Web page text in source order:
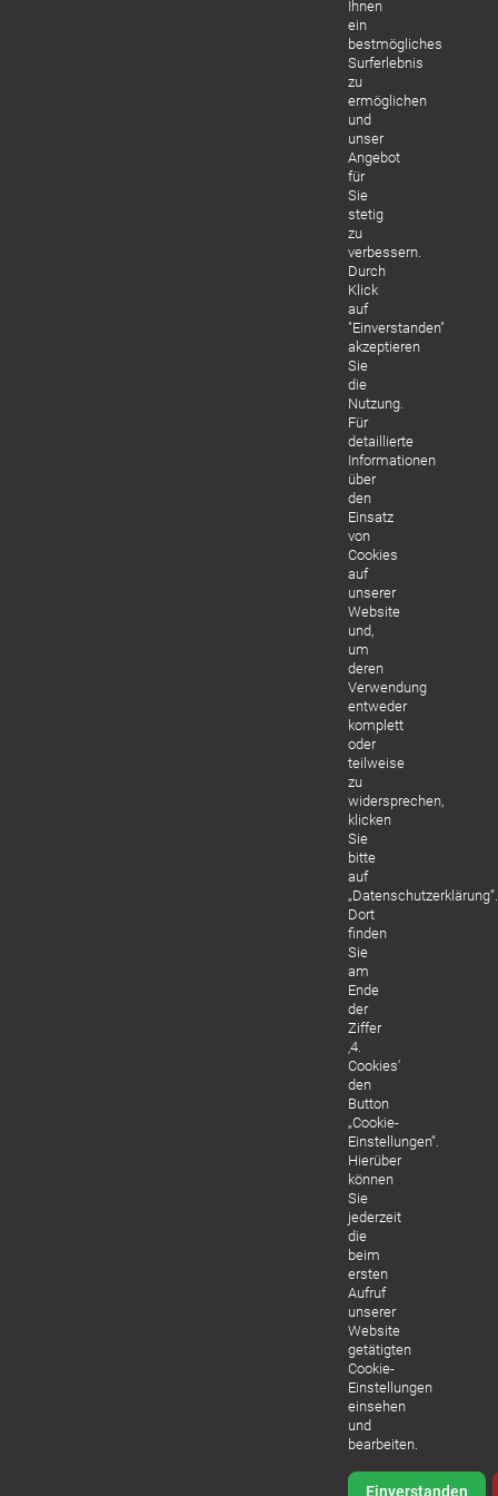
Ihnen
ein
bestmögliches
Surferlebnis
zu
ermöglichen
und
unser
Angebot
für
Sie
stetig
zu
verbessern.
Durch
Klick
auf
"Einverstanden"
akzeptieren
Sie
die
Nutzung.
Für
detaillierte
Informationen
über
den
Einsatz
von
Cookies
auf
unserer
Website
und,
um
deren
Verwendung
entweder
komplett
oder
teilweise
zu
widersprechen,
klicken
Sie
bitte
auf
„Datenschutzerklärung“.
Dort
finden
Sie
am
Ende
der
Ziffer
‚4.
Cookies‘
den
Button
„Cookie-
Einstellungen“.
Hierüber
können
Sie
jederzeit
die
beim
ersten
Aufruf
unserer
Website
getätigten
Cookie-
Einstellungen
einsehen
und
bearbeiten.